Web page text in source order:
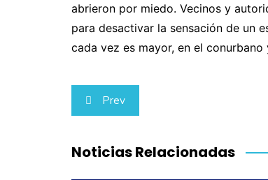
abrieron por miedo. Vecinos y
para desactivar la sensación de un
cada vez es mayor, en el
Navegación
de
entradas
Prev
Noticias Relacionadas